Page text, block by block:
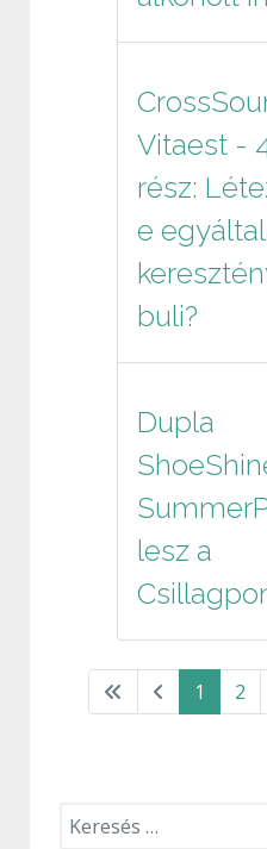
Vitaest -
rész:
e
buli?
Dupla
lesz a
1 2
Keresés...